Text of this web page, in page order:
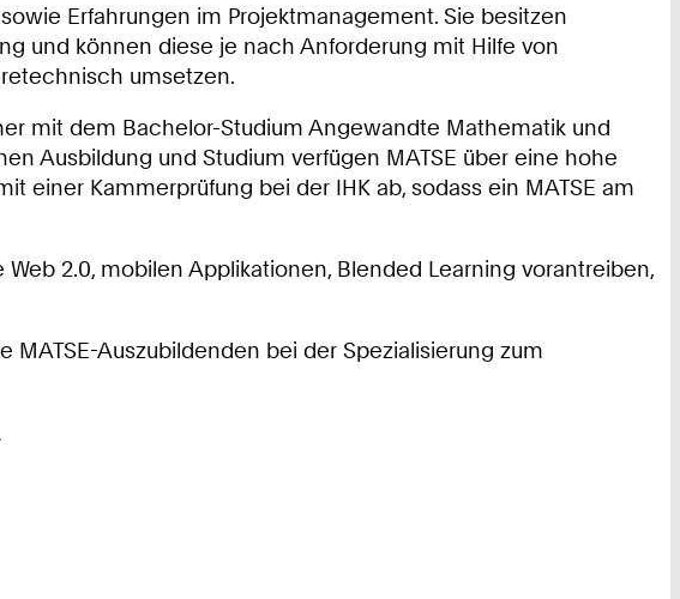
Erfahrungen im Projektmanagement. Sie besitzen
und können diese je nach Anforderung mit Hilfe von
umsetzen.
mit dem Bachelor-Studium Angewandte Mathematik und
Ausbildung und Studium verfügen MATSE über eine hohe
einer Kammerprüfung bei der IHK ab, sodass ein MATSE am
2.0, mobilen Applikationen, Blended Learning vorantreiben,
Auszubildenden bei der Spezialisierung zum